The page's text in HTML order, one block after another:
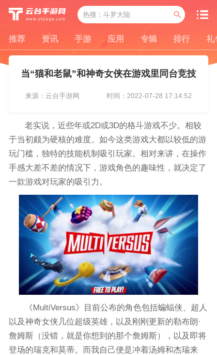
推荐 资讯 手游 应用 专辑 排行 礼
当“猫和老鼠”和神奇女侠在游戏里同台竞技
来源：云台手游网 时间：2022-07-28 17:14:52
老实说，近些年或2D或3D的格斗游戏不少。相较
于当初颇为硬核的难度。如今这类游戏大都以较低的游
玩门槛，独特的技能机制吸引玩家。相对来讲，在操作
手感大差不差的情况下，游戏角色的趣味性，就决定了
一款游戏对玩家的吸引力。
《MultiVersus》目前公布的角色包括蝙蝠侠、超人
以及神奇女侠几位超级英雄，以及刚刚更新的勒布朗·
詹姆斯（没错，就是你想到的那个詹姆斯），以及即将
登场的瑞克和莫蒂。而我自己便是冲着汤姆和杰瑞来